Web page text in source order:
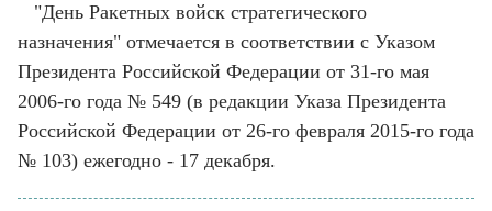
"День Ракетных войск стратегического
назначения" отмечается в соответствии с Указом
Президента Российской Федерации от 31-го мая
2006-го года № 549 (в редакции Указа Президента
Российской Федерации от 26-го февраля 2015-го года
№ 103) ежегодно - 17 декабря.